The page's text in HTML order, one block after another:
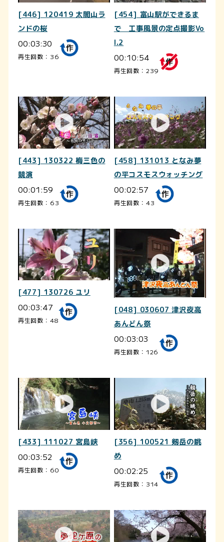
[446] 120419 太閤山ラ
ンドの桜
00:03:30
再生回数：36
[454] 富山駅ができるま
で 工事風景の定点撮影Vo
l.2
00:10:54
再生回数：239
[443] 130322 梅三色の
競演
00:01:59
再生回数：63
[458] 131013 となみ夢
の平コスモスウォッチング
00:02:57
再生回数：43
[477] 130726 ユリ
00:03:47
再生回数：48
[048] 030607 津沢夜高
あんどん祭
00:03:03
再生回数：126
[433] 111027 宮島峡
00:03:52
再生回数：60
[356] 100521 剱岳の眺
め
00:02:25
再生回数：314